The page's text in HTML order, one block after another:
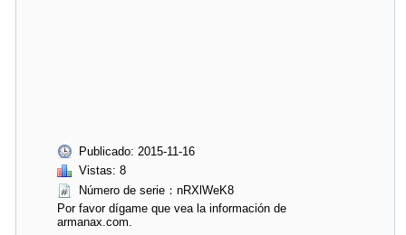
Publicado: 2015-11-16
Vistas: 8
Número de serie：nRXlWeK8
Por favor dígame que vea la información de
armanax.com.